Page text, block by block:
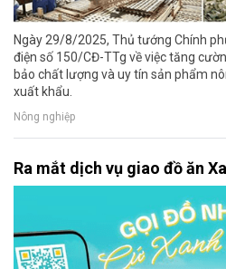
Ngày 29/8/2025, Thủ tướng Chính
điện số 150/CĐ-TTg về việc tăng
bảo chất lượng và uy tín sản phẩm
xuất khẩu.
Nông nghiệp
Ra mắt dịch vụ giao đồ ăn